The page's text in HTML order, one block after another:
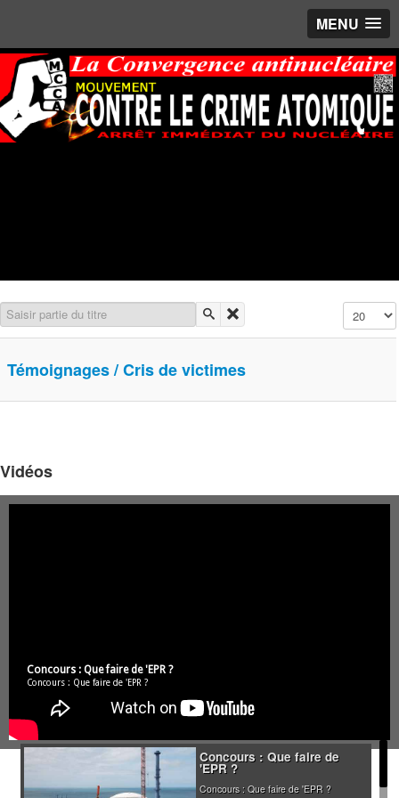
MENU
Saisir partie du titre Affichage
Témoignages / Cris de victimes
Vidéos
Concours : Que faire de 'EPR ?
Concours : Que faire de 'EPR ?
Concours : Que faire de
'EPR ?
Concours : Que faire de 'EPR ?